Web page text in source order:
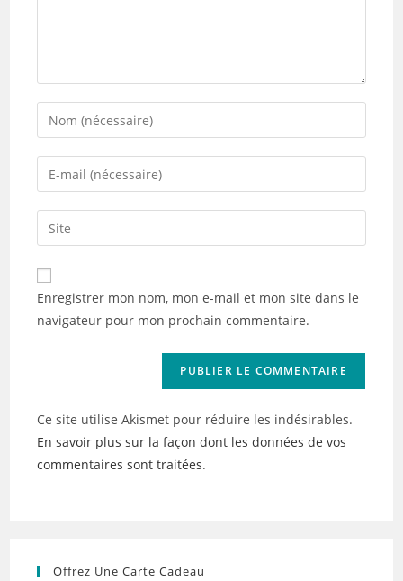
Enter
your
name
comment
Enter
your
email
address
comment
Saisir
l’URL
de
votre
(facultatif)
Enregistrer mon nom, mon e-mail et mon site dans le
navigateur pour mon prochain commentaire.
Ce site utilise Akismet pour réduire les indésirables.
En savoir plus sur la façon dont les données de vos
commentaires sont traitées.
Offrez Une Carte Cadeau